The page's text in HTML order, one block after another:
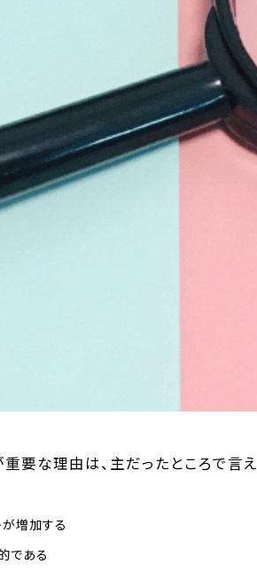
要な理由は、主だったところで言
増加する
である